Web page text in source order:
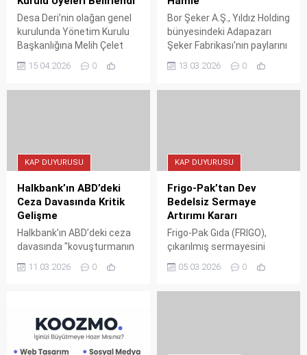
Desa Deri’nin olağan genel
kurulunda Yönetim Kurulu
Başkanlığına Melih Çelet
Yardımcılığına getirilirken,
15.04.2026 0
Bor Şeker A.Ş., Yıldız Holding
bünyesindeki Adapazarı
Şeker Fabrikası'nın paylarını
başladı ve ön protokol
13.03.2026 0
KAP DUYURUSU
Halkbank’ın ABD’deki
Ceza Davasında Kritik
Gelişme
Halkbank’ın ABD’deki ceza
davasında "kovuşturmanın
yürürlüğe girdi. New York
yoluyla sonlandırılmasının
önünü açtı.
11.03.2026 0
KAP DUYURUSU
Frigo-Pak’tan Dev
Bedelsiz Sermaye
Artırımı Kararı
Frigo-Pak Gıda (FRIGO),
çıkarılmış sermayesini
artırarak 850 milyon TL’ye
05.03.2026 0